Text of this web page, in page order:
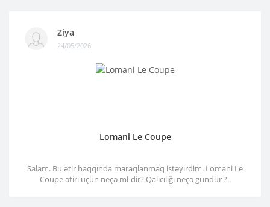
Ziya
24/05/2026
Lomani Le Coupe
Salam. Bu ətir haqqında maraqlanmaq istəyirdim. Lomani Le
Coupe ətiri üçün neçə ml-dir? Qalıcılığı neçə gündür ?..